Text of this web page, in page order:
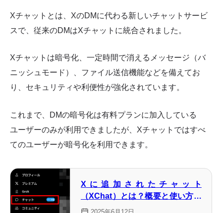
Xチャットとは、XのDMに代わる新しいチャットサービ
スで、従来のDMはXチャットに統合されました。
Xチャットは暗号化、一定時間で消えるメッセージ（バ
ニッシュモード）、ファイル送信機能などを備えてお
り、セキュリティや利便性が強化されています。
これまで、DMの暗号化は有料プランに加入している
ユーザーのみが利用できましたが、Xチャットではすべ
てのユーザーが暗号化を利用できます。
Xに追加されたチャット
（XChat）とは？概要と使い方を
解説